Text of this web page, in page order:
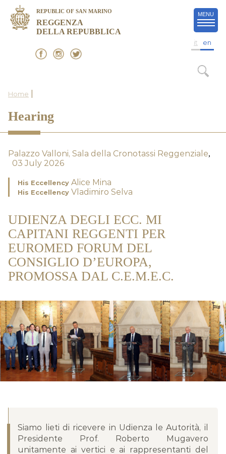
REPUBLIC OF SAN MARINO
REGGENZA
DELLA REPUBBLICA
MENU
it en
Home
Hearing
Palazzo Valloni, Sala della Cronotassi Reggenziale,
03 July 2026
His Eccellency Alice Mina
His Eccellency Vladimiro Selva
UDIENZA DEGLI ECC. MI
CAPITANI REGGENTI PER
EUROMED FORUM DEL
CONSIGLIO D’EUROPA,
PROMOSSA DAL C.E.M.E.C.
Siamo lieti di ricevere in Udienza le Autorità, il
Presidente Prof. Roberto Mugavero
unitamente ai vertici e ai rappresentanti del